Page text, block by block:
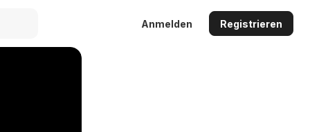
Anmelden Registrieren